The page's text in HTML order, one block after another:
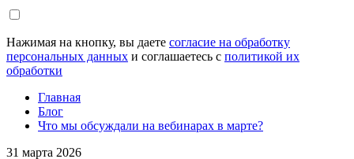
Нажимая на кнопку, вы даете согласие на обработку
персональных данных и соглашаетесь с политикой их
обработки
Главная
Блог
Что мы обсуждали на вебинарах в марте?
31 марта 2026